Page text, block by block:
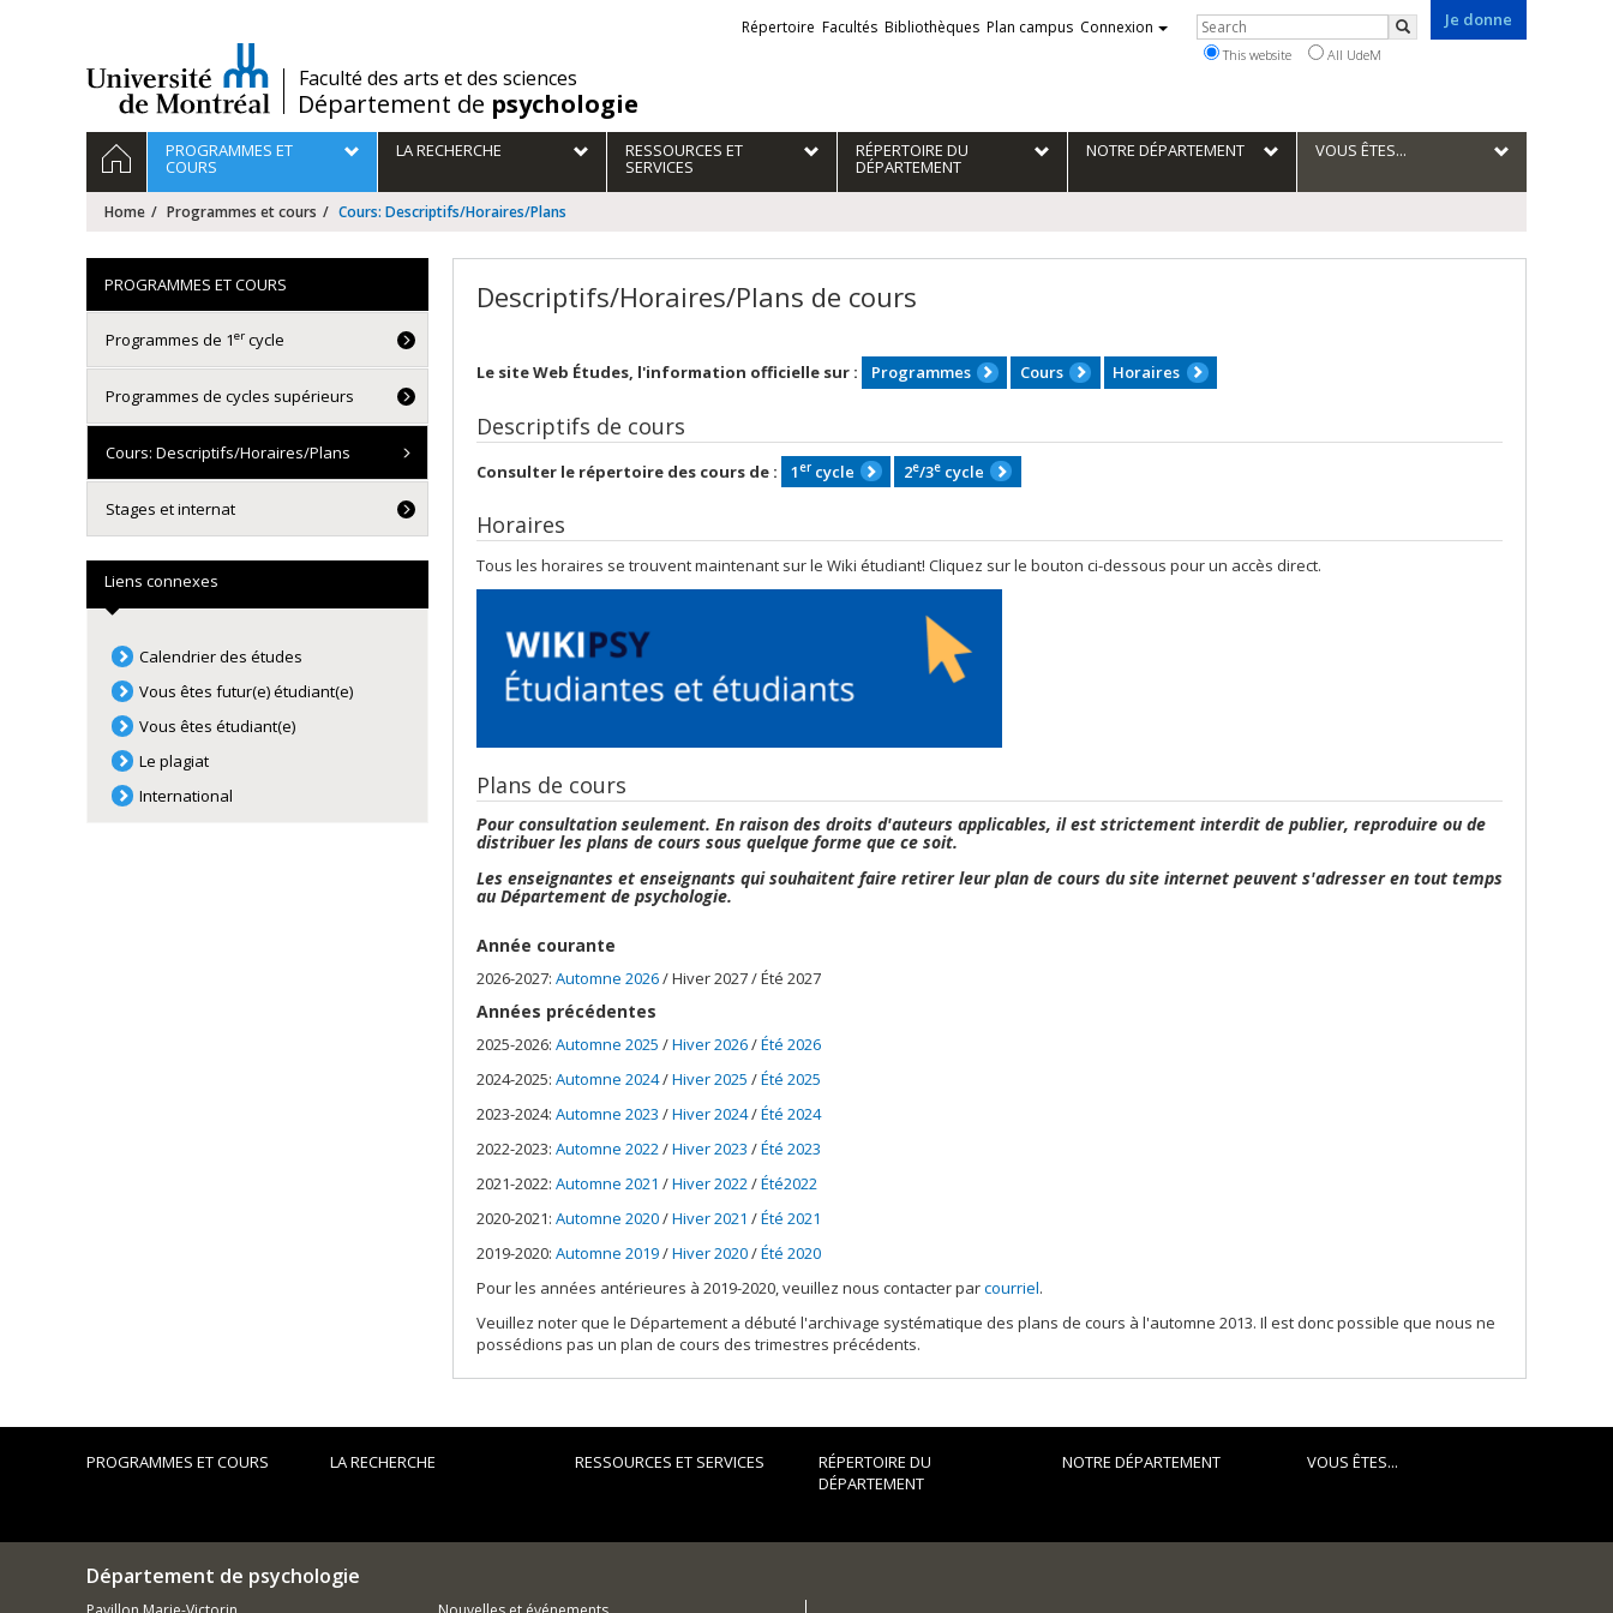
/Faculté des arts et des sciences
Département de psychologie
Je donne
Liens
externes
Répertoire Facultés Bibliothèques Plan campus Connexion Rechercher
Search
This website All UdeM
Navigation
principale
HOMEPROGRAMMES ET
COURS
LA RECHERCHE RESSOURCES ET
SERVICES
RÉPERTOIRE DU
DÉPARTEMENT
NOTRE DÉPARTEMENT VOUS ÊTES...
Home Programmes et cours Cours: Descriptifs/Horaires/Plans
Descriptifs/Horaires/Plans de cours
Le site Web Études, l'information officielle sur : Programmes Cours Horaires
Descriptifs de cours
Consulter le répertoire des cours de : 1ercycle 2e/3ecycle
Horaires
Tous les horaires se trouvent maintenant sur le Wiki étudiant! Cliquez sur le bouton ci-dessous pour un accès direct.
Plans de cours
Pour consultation seulement. En raison des droits d'auteurs applicables, il est strictement interdit de publier, reproduire ou de
distribuer les plans de cours sous quelque forme que ce soit.
Les enseignantes et enseignants qui souhaitent faire retirer leur plan de cours du site internet peuvent s'adresser en tout temps
au Département de psychologie.
Année courante
2026-2027: Automne 2026/ Hiver 2027 / Été 2027
Années précédentes
2025-2026: Automne 2025 /Hiver 2026/Été 2026
2024-2025: Automne 2024/Hiver 2025 /Été 2025
2023-2024: Automne 2023 /Hiver 2024/Été 2024
2022-2023: Automne 2022/Hiver 2023 /Été 2023
2021-2022: Automne 2021 /Hiver 2022/Été2022
2020-2021: Automne 2020/Hiver 2021 /Été 2021
2019-2020: Automne 2019/Hiver 2020/Été 2020
Pour les années antérieures à 2019-2020, veuillez nous contacter parcourriel.
Veuillez noter que le Département a débuté l'archivage systématique des plans de cours à l'automne 2013. Il est donc possible que nous ne
possédions pas un plan de cours des trimestres précédents.
PROGRAMMES ET COURS
Programmes de 1er cycle
Programmes de cycles supérieurs
Cours: Descriptifs/Horaires/Plans
Stages et internat
Liens connexes
Calendrier des études
Vous êtes futur(e) étudiant(e)
Vous êtes étudiant(e)
Le plagiat
International
PROGRAMMES ET COURS LA RECHERCHE RESSOURCES ET SERVICES
RÉPERTOIRE DU
DÉPARTEMENT
NOTRE DÉPARTEMENT VOUS ÊTES...
Département de psychologie